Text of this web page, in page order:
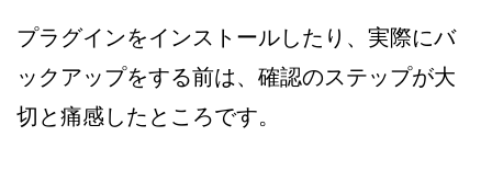
プラグインをインストールしたり、実際にバ
ックアップをする前は、確認のステップが大
切と痛感したところです。